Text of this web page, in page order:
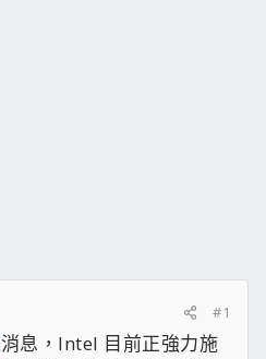
#1
消息，Intel 目前正強力施